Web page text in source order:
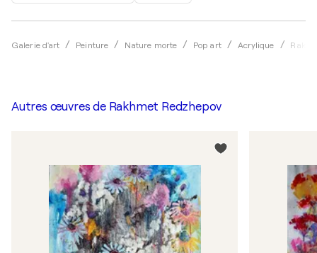
Galerie d'art Peinture Nature morte Pop art Acrylique
Autres œuvres de Rakhmet Redzhepov